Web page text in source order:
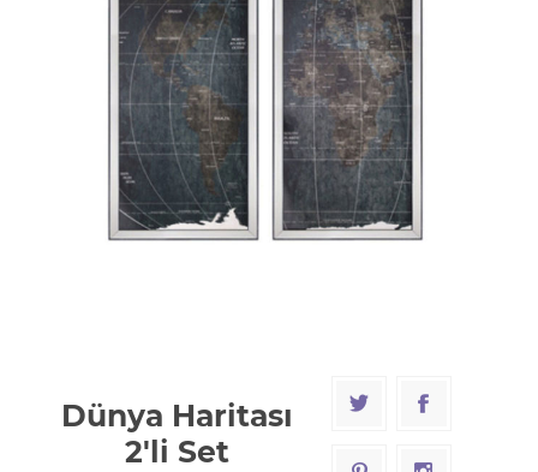
Dünya Haritası
2'li Set